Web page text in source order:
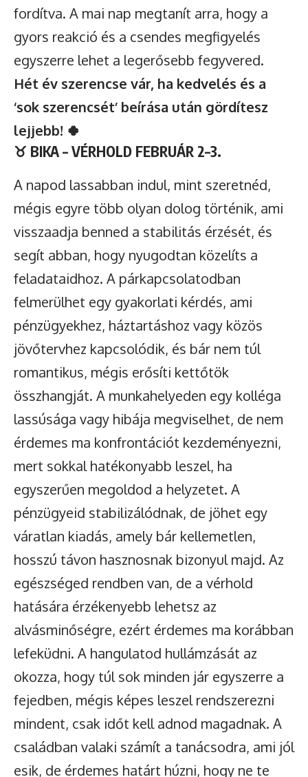
fordítva. A mai nap megtanít arra, hogy a
gyors reakció és a csendes megfigyelés
egyszerre lehet a legerősebb fegyvered.
Hét év szerencse vár, ha kedvelés és a
‘sok szerencsét’ beírása után gördítesz
lejjebb! 🍀
♉ BIKA – VÉRHOLD FEBRUÁR 2–3.
A napod lassabban indul, mint szeretnéd,
mégis egyre több olyan dolog történik, ami
visszaadja benned a stabilitás érzését, és
segít abban, hogy nyugodtan közelíts a
feladataidhoz. A párkapcsolatodban
felmerülhet egy gyakorlati kérdés, ami
pénzügyekhez, háztartáshoz vagy közös
jövőtervhez kapcsolódik, és bár nem túl
romantikus, mégis erősíti kettőtök
összhangját. A munkahelyeden egy kolléga
lassúsága vagy hibája megviselhet, de nem
érdemes ma konfrontációt kezdeményezni,
mert sokkal hatékonyabb leszel, ha
egyszerűen megoldod a helyzetet. A
pénzügyeid stabilizálódnak, de jöhet egy
váratlan kiadás, amely bár kellemetlen,
hosszú távon hasznosnak bizonyul majd. Az
egészséged rendben van, de a vérhold
hatására érzékenyebb lehetsz az
alvásminőségre, ezért érdemes ma korábban
lefeküdni. A hangulatod hullámzását az
okozza, hogy túl sok minden jár egyszerre a
fejedben, mégis képes leszel rendszerezni
mindent, csak időt kell adnod magadnak. A
családban valaki számít a tanácsodra, ami jól
esik, de érdemes határt húzni, hogy ne te